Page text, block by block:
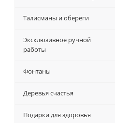
Талисманы и обереги
Эксклюзивное ручной
работы
Фонтаны
Деревья счастья
Подарки для здоровья